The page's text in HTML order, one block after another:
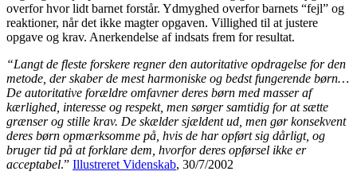
overfor hvor lidt barnet forstår. Ydmyghed overfor barnets “fejl” og
reaktioner, når det ikke magter opgaven. Villighed til at justere
opgave og krav. Anerkendelse af indsats frem for resultat.
“Langt de fleste forskere regner den autoritative opdragelse for den
metode, der skaber de mest harmoniske og bedst fungerende børn…
De autoritative forældre omfavner deres børn med masser af
kærlighed, interesse og respekt, men sørger samtidig for at sætte
grænser og stille krav. De skælder sjældent ud, men gør konsekvent
deres børn opmærksomme på, hvis de har opført sig dårligt, og
bruger tid på at forklare dem, hvorfor deres opførsel ikke er
acceptabel.” Illustreret Videnskab, 30/7/2002